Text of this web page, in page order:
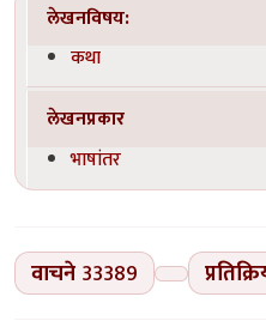
लेखनविषय:
कथा
लेखनप्रकार
भाषांतर
वाचने 33389